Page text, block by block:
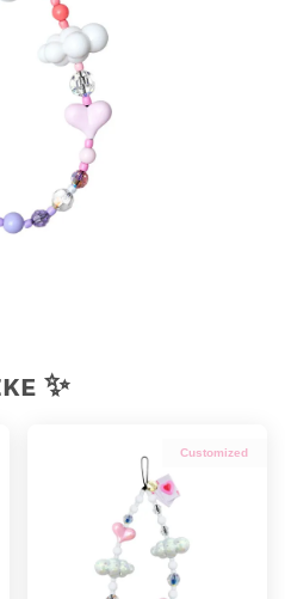
✨
Customized